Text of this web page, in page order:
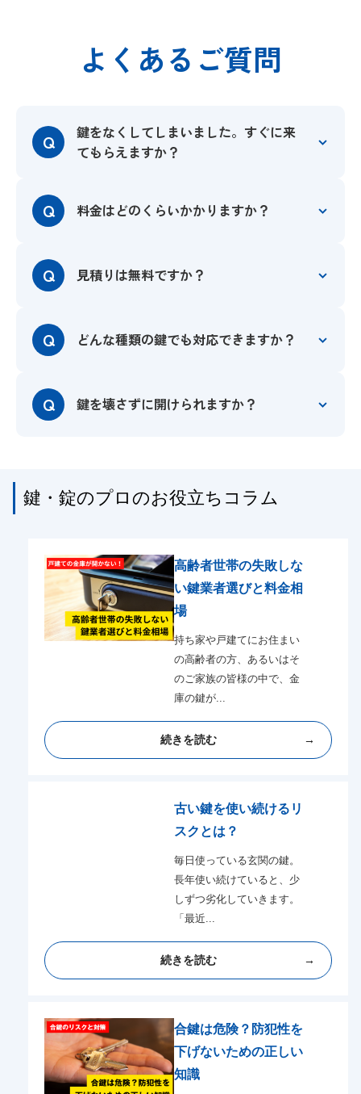
よくあるご質問
Q
鍵をなくしてしまいました。すぐに来
てもらえますか？
Q 料金はどのくらいかかりますか？
Q 見積りは無料ですか？
Q どんな種類の鍵でも対応できますか？
Q 鍵を壊さずに開けられますか？
鍵・錠のプロのお役立ちコラム
高齢者世帯の失敗しな
い鍵業者選びと料金相
場
持ち家や戸建てにお住まい
の高齢者の方、あるいはそ
のご家族の皆様の中で、金
庫の鍵が...
続きを読む
古い鍵を使い続けるリ
スクとは？
毎日使っている玄関の鍵。
長年使い続けていると、少
しずつ劣化していきます。
「最近...
続きを読む
合鍵は危険？防犯性を
下げないための正しい
知識